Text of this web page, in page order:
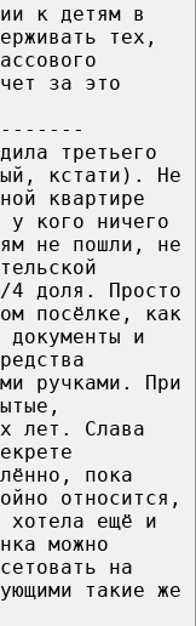
к детям в
тех,
за это
третьего
кстати). Не
квартире
у кого ничего
не пошли, не
4 доля. Просто
посёлке, как
документы и
ручками. При
лет. Слава
пока
относится,
ещё и
можно
на
такие же